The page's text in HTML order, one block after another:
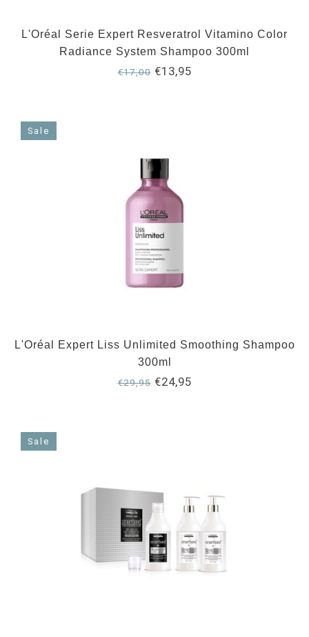
L'Oréal Serie Expert Resveratrol Vitamino Color
Radiance System Shampoo 300ml
€17,00€13,95
Sale
L'Oréal Expert Liss Unlimited Smoothing Shampoo
300ml
€29,95€24,95
Sale